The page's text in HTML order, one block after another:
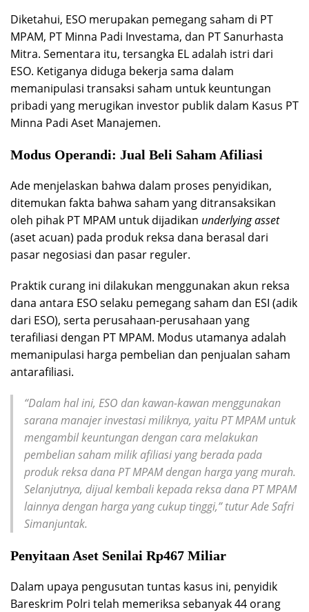
Diketahui, ESO merupakan pemegang saham di PT
MPAM, PT Minna Padi Investama, dan PT Sanurhasta
Mitra. Sementara itu, tersangka EL adalah istri dari
ESO. Ketiganya diduga bekerja sama dalam
memanipulasi transaksi saham untuk keuntungan
pribadi yang merugikan investor publik dalam Kasus PT
Minna Padi Aset Manajemen.
Modus Operandi: Jual Beli Saham Afiliasi
Ade menjelaskan bahwa dalam proses penyidikan,
ditemukan fakta bahwa saham yang ditransaksikan
oleh pihak PT MPAM untuk dijadikan underlying asset
(aset acuan) pada produk reksa dana berasal dari
pasar negosiasi dan pasar reguler.
Praktik curang ini dilakukan menggunakan akun reksa
dana antara ESO selaku pemegang saham dan ESI (adik
dari ESO), serta perusahaan-perusahaan yang
terafiliasi dengan PT MPAM. Modus utamanya adalah
memanipulasi harga pembelian dan penjualan saham
antarafiliasi.
“Dalam hal ini, ESO dan kawan-kawan menggunakan
sarana manajer investasi miliknya, yaitu PT MPAM untuk
mengambil keuntungan dengan cara melakukan
pembelian saham milik afiliasi yang berada pada
produk reksa dana PT MPAM dengan harga yang murah.
Selanjutnya, dijual kembali kepada reksa dana PT MPAM
lainnya dengan harga yang cukup tinggi,” tutur Ade Safri
Simanjuntak.
Penyitaan Aset Senilai Rp467 Miliar
Dalam upaya pengusutan tuntas kasus ini, penyidik
Bareskrim Polri telah memeriksa sebanyak 44 orang